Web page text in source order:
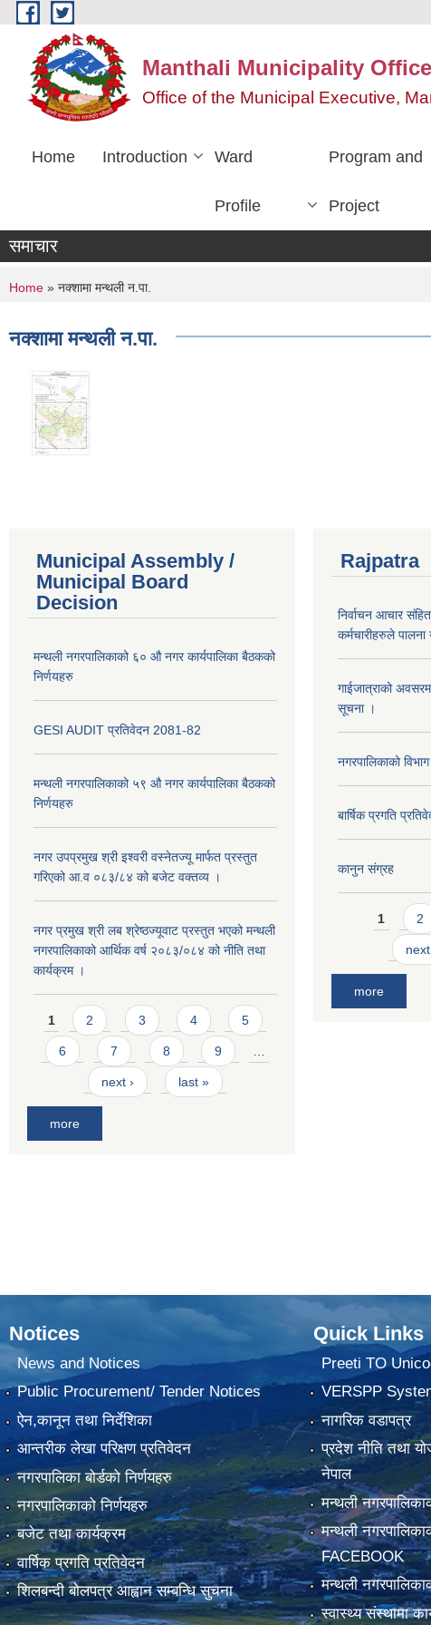
Skip to main content
Manthali Municipality Office
Office of the Municipal Executive,
Home Introduction Ward
Profile
Program and
Project
समाचार
You are here
Home » नक्शामा मन्थली न.पा.
नक्शामा मन्थली न.पा.
Municipal Assembly /
Municipal Board
Decision
मन्थली नगरपालिकाको ६० औ नगर कार्यपालिका बैठकको
निर्णयहरु
GESI AUDIT प्रतिवेदन 2081-82
मन्थली नगरपालिकाको ५९ औ नगर कार्यपालिका बैठकको
निर्णयहरु
नगर उपप्रमुख श्री इश्वरी वस्नेतज्यू मार्फत प्रस्तुत
गरिएको आ.व ०८३/८४ को बजेट वक्तव्य ।
नगर प्रमुख श्री लब श्रेष्ठज्यूवाट प्रस्तुत भएको मन्थली
नगरपालिकाको आर्थिक वर्ष २०८३/०८४ को नीति तथा
कार्यक्रम ।
Pages
1 2 3 4 5
6 7 8 9
next › last »
more
Rajpatra
निर्वाचन आचार
कर्मचारीहरुले
गाईजात्राको
सूचना ।
नगरपालिकाको
बार्षिक प्रगति
कानुन संग्रह
Pages
1 2
next
more
Notices
News and Notices
Public Procurement/ Tender Notices
ऐन,कानून तथा निर्देशिका
आन्तरीक लेखा परिक्षण प्रतिवेदन
नगरपालिका बोर्डको निर्णयहरु
नगरपालिकाको निर्णयहरु
बजेट तथा कार्यक्रम
वार्षिक प्रगति प्रतिवेदन
शिलबन्दी बोलपत्र आह्वान सम्बन्धि सुचना
Quick Links
Preeti TO
VERSPP
नागरिक वडापत्र
प्रदेश नीति तथा
नेपाल
मन्थली
मन्थली
FACEBOOK
मन्थली
स्वास्थ्य संस्थामा